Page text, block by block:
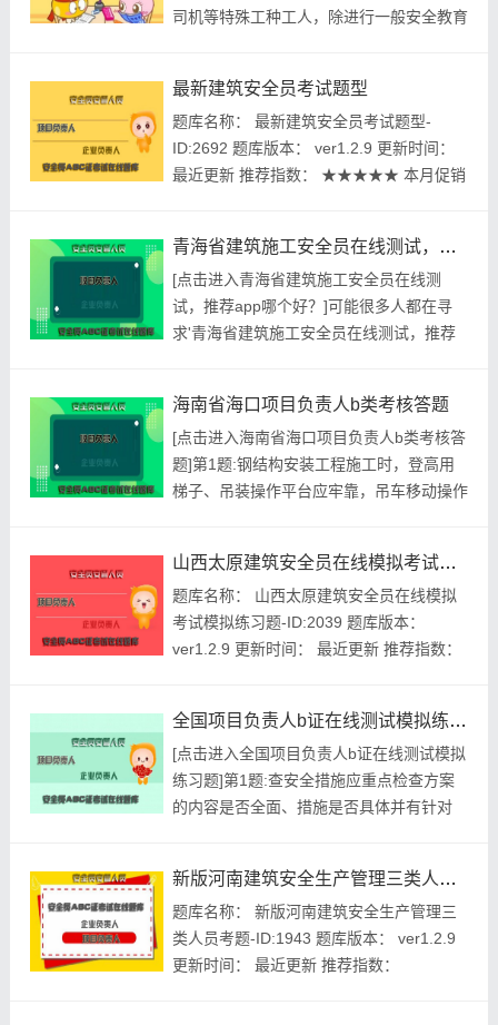
寓言，其价值不...
司机等特殊工种工人，除进行一般安全教育
教育D.遵章守纪.自我保护能力教育参考答
案:查看最佳答案更多最新建筑行业考试资
料--.电工.焊工.架工.司炉工.暴(同音...
最新建筑安全员考试题型
题库名称： 最新建筑安全员考试题型-
ID:2692 题库版本： ver1.2.9 更新时间：
最近更新 推荐指数： ★★★★★ 本月促销
建筑安全员模拟考试题库 ...
青海省建筑施工安全员在线测试，推荐app哪个好？
[点击进入青海省建筑施工安全员在线测
试，推荐app哪个好？]可能很多人都在寻
求'青海省建筑施工安全员在线测试，推荐
要更加慎重的对待这个问题。带着这句话，
我们还要更加慎重的对待这个问题。这样看
来，学习好似一片沃土，只要辛勤耕耘，定
会有累累的硕果；如若懒...
海南省海口项目负责人b类考核答题
[点击进入海南省海口项目负责人b类考核答
题]第1题:钢结构安装工程施工时，登高用
梯子、吊装操作平台应牢靠，吊车移动操作
可证条例》规定，未取得安全生产许可证擅
自进行生产的，责令停止生产，没收违法所
得，并处1万元以上5万元以下罚款。A.正
确B.错误参考...
山西太原建筑安全员在线模拟考试模拟练习题
题库名称： 山西太原建筑安全员在线模拟
考试模拟练习题-ID:2039 题库版本：
ver1.2.9 更新时间： 最近更新 推荐指数：
APP题库研究中心 进入建筑安全员模拟...全国项目负责人b证在线测试模拟练习题
[点击进入全国项目负责人b证在线测试模拟
练习题]第1题:查安全措施应重点检查方案
的内容是否全面、措施是否具体并有针对
案第2题:.《建设工程安全生产管理条例》
规定，施工单位应当在安全生产方面做好如
下几项工作()。A.建立健全安全生产责任制
度和安全生...
新版河南建筑安全生产管理三类人员考题
题库名称： 新版河南建筑安全生产管理三
类人员考题-ID:1943 题库版本： ver1.2.9
更新时间： 最近更新 推荐指数：